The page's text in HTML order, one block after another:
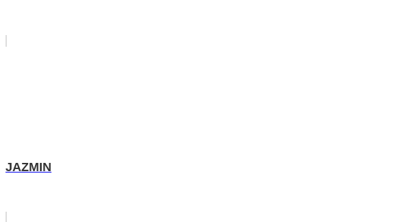
JAZMIN